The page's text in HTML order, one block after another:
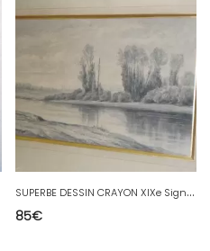
S
UPERBE DESSIN CRAYON XIXe Signé daté 1876 PAYSAGE BORD DE LEAU COLLECTION DECO
85€